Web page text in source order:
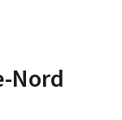
Nord